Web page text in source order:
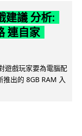
建議 分析:
連自家
遊戲玩家要為電腦配
出的 8GB RAM 入